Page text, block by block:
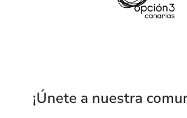
¡Únete a nuestra